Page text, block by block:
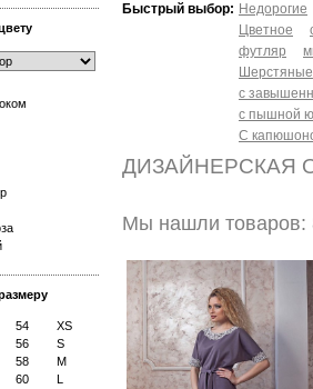
54
XS
56
S
58
M
60
L
Быстрый выбор: Недорогие
Цветное
футляр
Шерстяные
с
с пышной
С
ДИЗАЙНЕРСКАЯ
Мы нашли товаров: